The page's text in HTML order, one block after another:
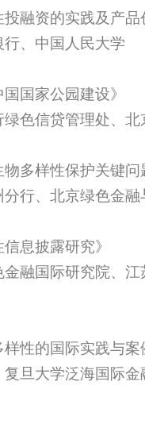
融资的实践及产品
、中国人民大学
国家公园建设》
色信贷管理处、
多样性保护关键问
行、北京绿色金
息披露研究》
融国际研究院、
性的国际实践与案
旦大学泛海国际